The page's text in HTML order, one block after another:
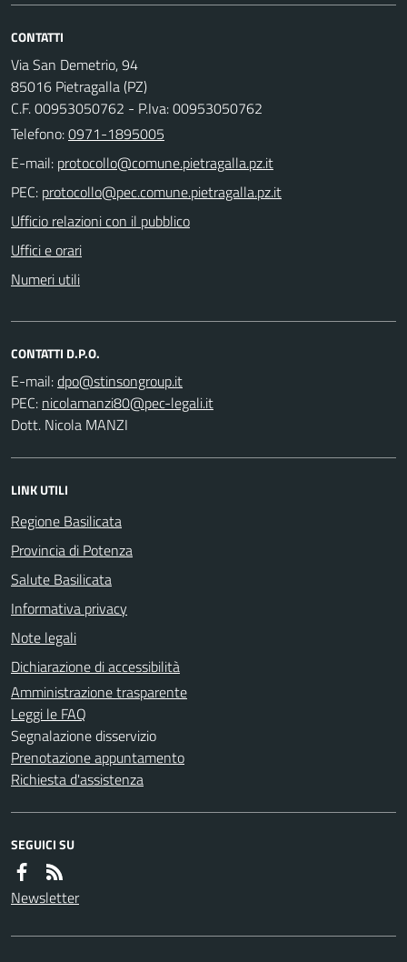
CONTATTI
Via San Demetrio, 94
85016 Pietragalla (PZ)
C.F. 00953050762 - P.Iva: 00953050762
Telefono:0971-1895005
E-mail:
PEC:
Ufficio relazioni con il pubblico
Uffici e orari
Numeri utili
CONTATTI D.P.O.
E-mail:
PEC:
Dott. Nicola MANZI
LINK UTILI
Regione Basilicata
Provincia di Potenza
Salute Basilicata
Informativa privacy
Note legali
Dichiarazione di accessibilità
Amministrazione trasparente
Leggi le FAQ
Segnalazione disservizio
Prenotazione appuntamento
Richiesta d'assistenza
SEGUICI SU
Newsletter